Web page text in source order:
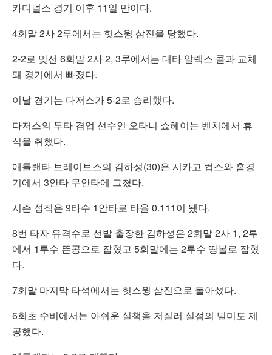
카디널스 경기 이후 11일 만이다.
4회말 2사 2루에서는 헛스윙 삼진을 당했다.
2-2로 맞선 6회말 2사 2, 3루에서는 대타 알렉스 콜과 교체
돼 경기에서 빠졌다.
이날 경기는 다저스가 5-2로 승리했다.
다저스의 투타 겸업 선수인 오타니 쇼헤이는 벤치에서 휴
식을 취했다.
애틀랜타 브레이브스의 김하성(30)은 시카고 컵스와 홈경
기에서 3안타 무안타에 그쳤다.
시즌 성적은 9타수 1안타로 타율 0.111이 됐다.
8번 타자 유격수로 선발 출장한 김하성은 2회말 2사 1, 2루
에서 1루수 뜬공으로 잡혔고 5회말에는 2루수 땅볼로 잡혔
다.
7회말 마지막 타석에서는 헛스윙 삼진으로 돌아섰다.
6회초 수비에서는 아쉬운 실책을 저질러 실점의 빌미도 제
공했다.